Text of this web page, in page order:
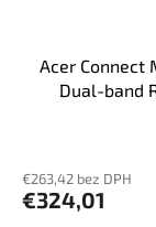
Acer Connect
Dual-band
€263,42 bez DPH
€324,01